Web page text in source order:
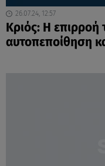
26.07.24, 12:57
Κριός: Η επιρροή
αυτοπεποίθηση